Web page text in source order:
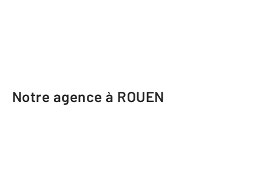
Notre agence à ROUEN